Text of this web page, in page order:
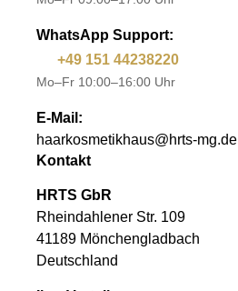
WhatsApp Support:
+49 151 44238220
Mo–Fr 10:00–16:00 Uhr
E-Mail:
haarkosmetikhaus@hrts-mg.de
Kontakt
HRTS GbR
Rheindahlener Str. 109
41189 Mönchengladbach
Deutschland